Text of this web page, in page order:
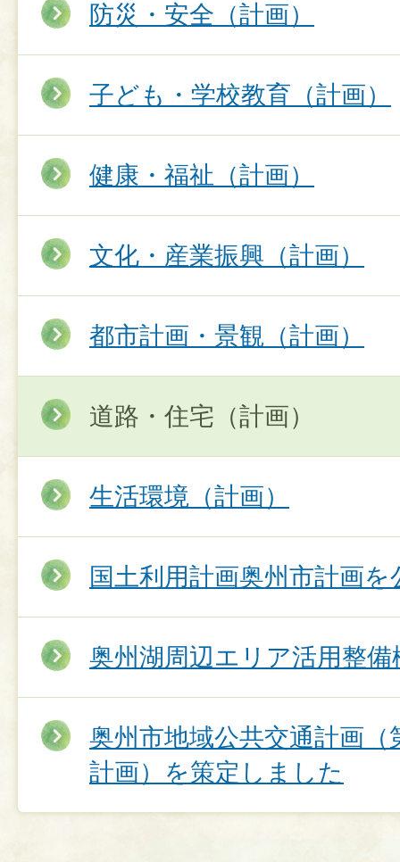
防災・安全（計画）
子ども・学校教育（計画）
健康・福祉（計画）
文化・産業振興（計画）
都市計画・景観（計画）
道路・住宅（計画）
生活環境（計画）
国土利用計画奥州市計画
奥州湖周辺エリア活用整
奥州市地域公共交通計画
計画）を策定しました